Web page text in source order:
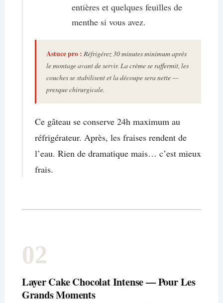
entières et quelques feuilles de
menthe si vous avez.
Astuce pro : Réfrigérez 30 minutes minimum après
le montage avant de servir. La crème se raffermit, les
couches se stabilisent et la découpe sera nette —
presque chirurgicale.
Ce gâteau se conserve 24h maximum au
réfrigérateur. Après, les fraises rendent de
l’eau. Rien de dramatique mais… c’est mieux
frais.
02
Layer Cake Chocolat Intense — Pour Les
Grands Moments